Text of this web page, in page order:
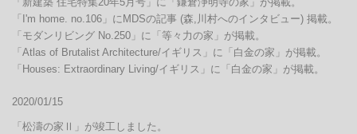
「I'm home. no.106」にMDSの記事 (森,川村へのインタビュー) 掲載。
「モダンリビング No.250」に「等々力の家」が掲載。
「Atlas of Brutalist Architecture/イギリス」に「白金の家」が掲載。
「Houses: Extraordinary Living/イギリス」に「白金の家」が掲載。
2020/01/15
「松濤の家Ⅱ」が竣工しました。